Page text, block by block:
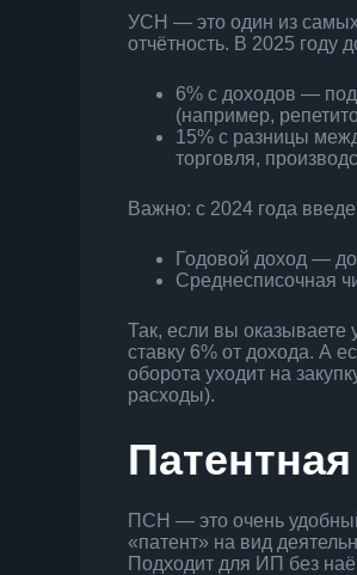
УСН — это один из самых
отчётность. В 2025 году
6% с доходов —
(например,
15% с разницы
торговля,
Важно: с 2024 года
Годовой доход —
Среднесписочная
Так, если вы оказываете
ставку 6% от дохода. А
оборота уходит на
расходы).
ПСН — это очень
«патент» на вид
Подходит для ИП без